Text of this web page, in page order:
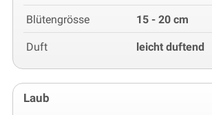
Blütengrösse 15 - 20 cm
Duft leicht duftend
Laub